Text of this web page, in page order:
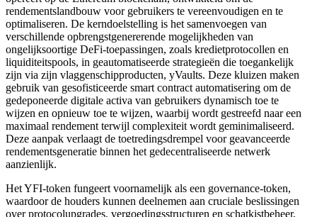
rendementslandbouw voor gebruikers te vereenvoudigen en te
optimaliseren. De kerndoelstelling is het samenvoegen van
verschillende opbrengstgenererende mogelijkheden van
ongelijksoortige DeFi-toepassingen, zoals kredietprotocollen en
liquiditeitspools, in geautomatiseerde strategieën die toegankelijk
zijn via zijn vlaggenschipproducten, yVaults. Deze kluizen maken
gebruik van gesofisticeerde smart contract automatisering om de
gedeponeerde digitale activa van gebruikers dynamisch toe te
wijzen en opnieuw toe te wijzen, waarbij wordt gestreefd naar een
maximaal rendement terwijl complexiteit wordt geminimaliseerd.
Deze aanpak verlaagt de toetredingsdrempel voor geavanceerde
rendementsgeneratie binnen het gedecentraliseerde netwerk
aanzienlijk.
Het YFI-token fungeert voornamelijk als een governance-token,
waardoor de houders kunnen deelnemen aan cruciale beslissingen
over protocolupgrades, vergoedingsstructuren en schatkistbeheer,